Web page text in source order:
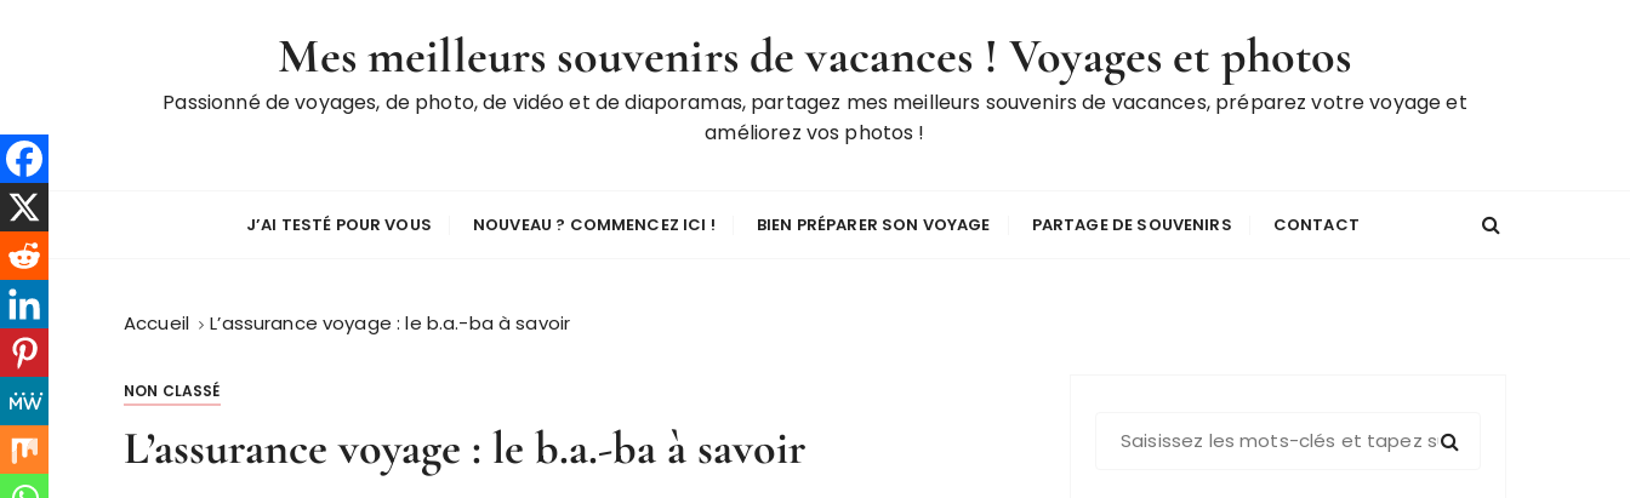
e
r
a
u
c
o
n
e
n
Mes meilleurs souvenirs de vacances ! Voyages et photos
Passionné de voyages, de photo, de vidéo et de diaporamas, partagez mes meilleurs souvenirs de vacances, préparez votre voyage et
améliorez vos photos !
J’AI TESTÉ POUR VOUS NOUVEAU ? COMMENCEZ ICI ! BIEN PRÉPARER SON VOYAGE PARTAGE DE SOUVENIRS CONTACT
Accueil L’assurance voyage : le b.a.-ba à savoir
NON CLASSÉ
L’assurance voyage : le b.a.-ba à savoir